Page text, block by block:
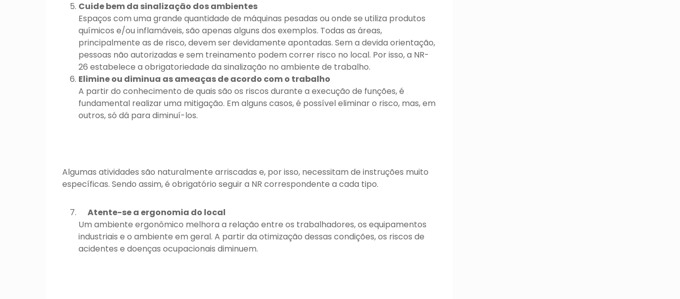
Cuide bem da sinalização dos ambientes
Espaços com uma grande quantidade de máquinas pesadas ou onde se utiliza produtos
químicos e/ou inflamáveis, são apenas alguns dos exemplos. Todas as áreas,
principalmente as de risco, devem ser devidamente apontadas. Sem a devida orientação,
pessoas não autorizadas e sem treinamento podem correr risco no local. Por isso, a NR-
26 estabelece a obrigatoriedade da sinalização no ambiente de trabalho.
Elimine ou diminua as ameaças de acordo com o trabalho
A partir do conhecimento de quais são os riscos durante a execução de funções, é
fundamental realizar uma mitigação. Em alguns casos, é possível eliminar o risco, mas, em
outros, só dá para diminuí-los.
Algumas atividades são naturalmente arriscadas e, por isso, necessitam de instruções muito
específicas. Sendo assim, é obrigatório seguir a NR correspondente a cada tipo.
Atente-se a ergonomia do local
Um ambiente ergonômico melhora a relação entre os trabalhadores, os equipamentos
industriais e o ambiente em geral. A partir da otimização dessas condições, os riscos de
acidentes e doenças ocupacionais diminuem.